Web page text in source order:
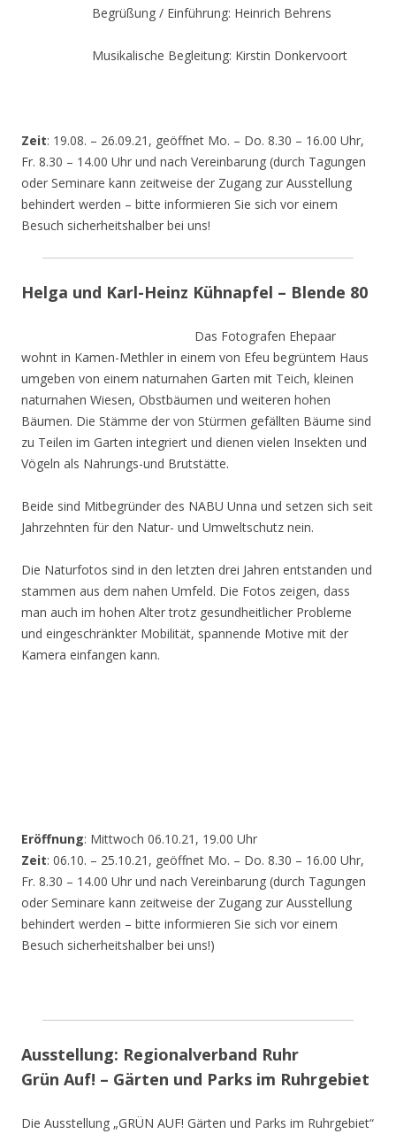
Begrüßung / Einführung: Heinrich Behrens
Musikalische Begleitung: Kirstin Donkervoort
Zeit: 19.08. – 26.09.21, geöffnet Mo. – Do. 8.30 – 16.00 Uhr,
Fr. 8.30 – 14.00 Uhr und nach Vereinbarung (durch Tagungen
oder Seminare kann zeitweise der Zugang zur Ausstellung
behindert werden – bitte informieren Sie sich vor einem
Besuch sicherheitshalber bei uns!
Helga und Karl-Heinz Kühnapfel – Blende 80
Das Fotografen Ehepaar
wohnt in Kamen-Methler in einem von Efeu begrüntem Haus
umgeben von einem naturnahen Garten mit Teich, kleinen
naturnahen Wiesen, Obstbäumen und weiteren hohen
Bäumen. Die Stämme der von Stürmen gefällten Bäume sind
zu Teilen im Garten integriert und dienen vielen Insekten und
Vögeln als Nahrungs-und Brutstätte.
Beide sind Mitbegründer des NABU Unna und setzen sich seit
Jahrzehnten für den Natur- und Umweltschutz nein.
Die Naturfotos sind in den letzten drei Jahren entstanden und
stammen aus dem nahen Umfeld. Die Fotos zeigen, dass
man auch im hohen Alter trotz gesundheitlicher Probleme
und eingeschränkter Mobilität, spannende Motive mit der
Kamera einfangen kann.
Eröffnung: Mittwoch 06.10.21, 19.00 Uhr
Zeit: 06.10. – 25.10.21, geöffnet Mo. – Do. 8.30 – 16.00 Uhr,
Fr. 8.30 – 14.00 Uhr und nach Vereinbarung (durch Tagungen
oder Seminare kann zeitweise der Zugang zur Ausstellung
behindert werden – bitte informieren Sie sich vor einem
Besuch sicherheitshalber bei uns!)
Ausstellung: Regionalverband Ruhr
Grün Auf! – Gärten und Parks im Ruhrgebiet
Die Ausstellung „GRÜN AUF! Gärten und Parks im Ruhrgebiet“